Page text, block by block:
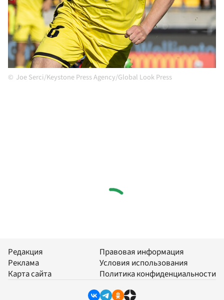
Joe Serci/Keystone Press Agency/Global Look Press
Редакция
Реклама
Карта сайта
Правовая информация
Условия использования
Политика конфиденциальности